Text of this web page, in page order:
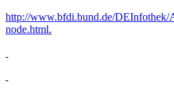
http://www.bfdi.bund.de/DEInfothek/
node.html.